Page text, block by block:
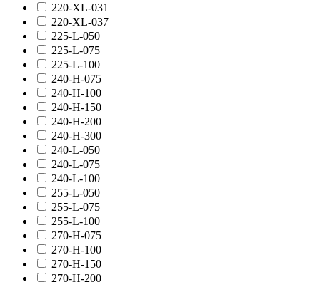
220-XL-031
220-XL-037
225-L-050
225-L-075
225-L-100
240-H-075
240-H-100
240-H-150
240-H-200
240-H-300
240-L-050
240-L-075
240-L-100
255-L-050
255-L-075
255-L-100
270-H-075
270-H-100
270-H-150
270-H-200